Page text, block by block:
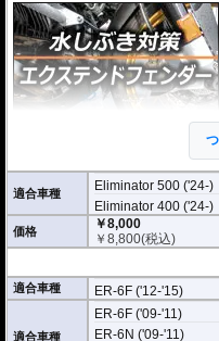
ビスまたはトリムクリップが付属
を強く推奨いたします。使用され
どのような効果があるパーツですか
純正フロントフェンダーの長さを
※写真はイメージです。車種によ
適合車種
Eliminator 500 ('24-)
Eliminator 400 ('24-)
価格
￥8,000
￥8,800(税込)
適合車種 ER-6F ('12-'15)
適合車種
ER-6F ('09-'11)
ER-6N ('09-'11)